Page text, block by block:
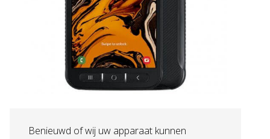
Benieuwd of wij uw apparaat kunnen